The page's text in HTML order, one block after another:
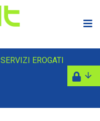
SERVIZI EROGATI